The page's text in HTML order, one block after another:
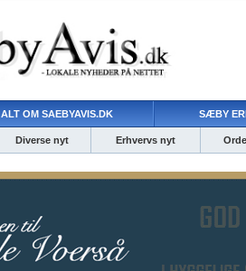
ALT OM SAEBYAVIS.DK SÆBY
Diverse nyt Erhvervs nyt